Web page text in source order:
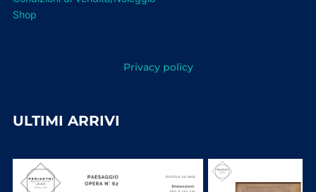
Shop
Privacy policy
ULTIMI ARRIVI